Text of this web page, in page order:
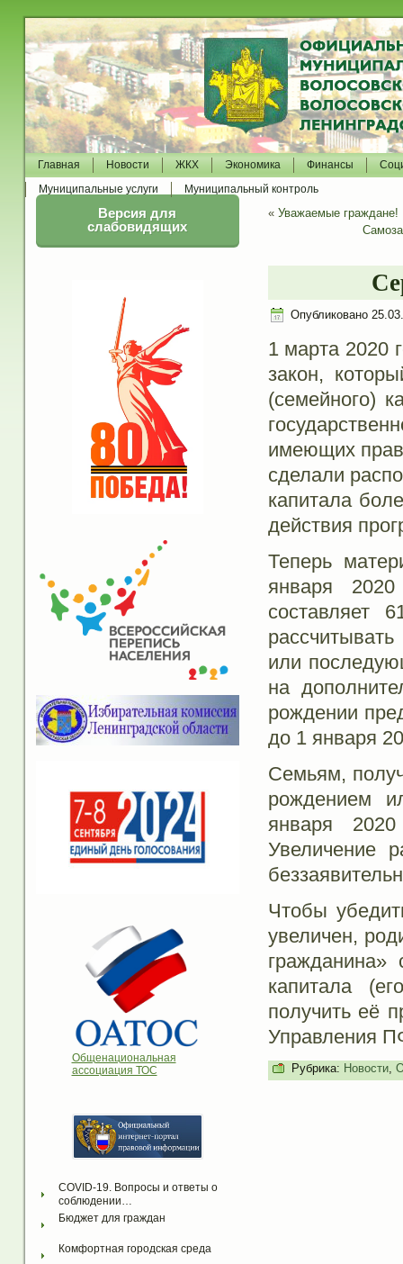
Главная Новости ЖКХ Экономика Финансы
Муниципальные услуги
Муниципальный контроль
Версия для
слабовидящих
Общенациональная
ассоциация ТОС
COVID-19. Вопросы и ответы о
соблюдении…
Бюджет для граждан
Комфортная городская среда
« Уважаемые граждане!
Опубликовано
1 марта 2020
закон,
(семейного)
имеющих
сделали
капитала
действия
Теперь
января
составляет
или
на
рождении
до 1 января
Семьям,
рождением
января
Увеличение
Чтобы
увеличен,
гражданина»
капитала
получить её
Управления
Рубрика: Новости,